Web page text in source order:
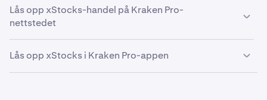
Lås opp xStocks-handel på Kraken Pro-
nettstedet
1 Gå tilpro.kraken.com oglogg inn
konto.
Lås opp xStocks i Kraken Pro-appen